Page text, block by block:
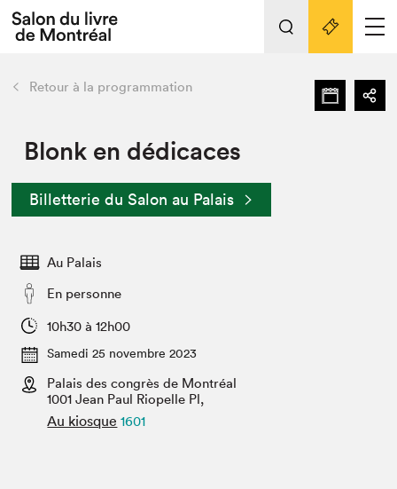
Espace exposant⋅e⋅s
Espace enseignant·e·s
Espace médias
L'événement
Préparer sa visite au Salon
Actualités
SLM PRO
retour Nos activités
Préparer sa visite
Salon dans la ville et en ligne
Projets partenaires
Liens pratiques
Retour à la programmation
Blonk en dédicaces
Billetterie du Salon au Palais
Au Palais
En personne
10h30 à 12h00
Samedi 25 novembre 2023
Palais des congrès de Montréal
1001 Jean Paul Riopelle Pl,
Au kiosque 1601